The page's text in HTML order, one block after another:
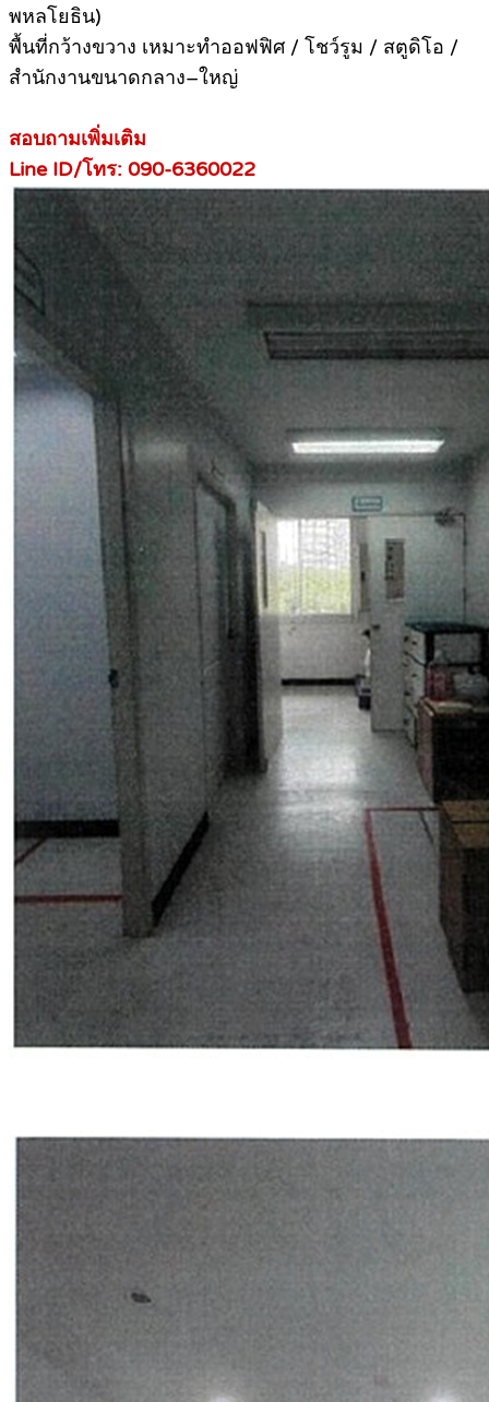
พหลโยธิน)
พื้นที่กว้างขวาง เหมาะทำออฟฟิศ / โชว์รูม / สตูดิโอ /
สำนักงานขนาดกลาง–ใหญ่
สอบถามเพิ่มเติม
Line ID/โทร: 090-6360022